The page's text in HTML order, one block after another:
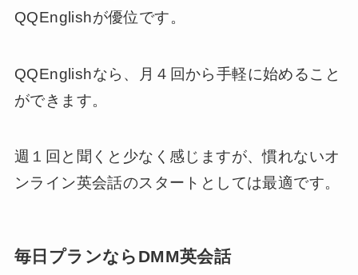
QQEnglishが優位です。
QQEnglishなら、月４回から手軽に始めること
ができます。
週１回と聞くと少なく感じますが、慣れないオ
ンライン英会話のスタートとしては最適です。
毎日プランならDMM英会話